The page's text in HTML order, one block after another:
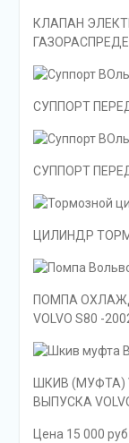
КЛАПАН
СУППОРТ
СУППОРТ
ЦИЛИНДР
ПОМПА
VOLVO S80 -
ШКИВ (МУФТА)
ВЫПУСКА
Цена 15 000 руб